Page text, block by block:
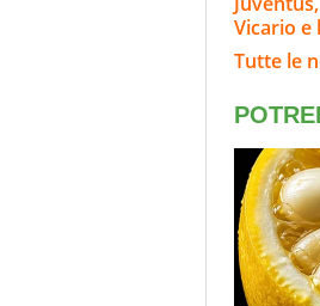
Vicario e
Tutte le